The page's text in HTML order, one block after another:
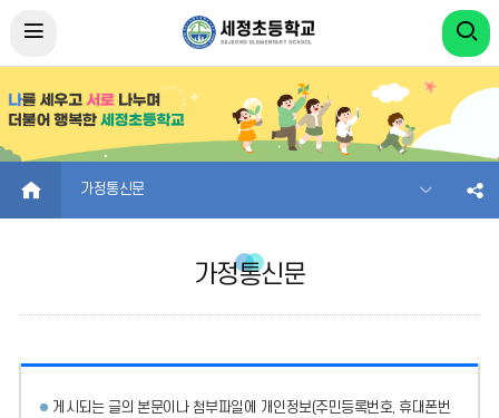
HOME 가정통신문
가정통신문
게시되는 글의 본문이나 첨부파일에
개인정보(주민등록번호, 휴대폰번